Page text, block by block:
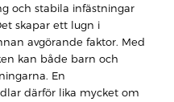
och stabila infästningar
skapar ett lugn i
avgörande faktor. Med
kan både barn och
En
därför lika mycket om